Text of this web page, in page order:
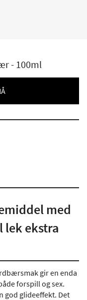
- 100ml
med
ekstra
gir en enda
forspill og sex.
god glideeffekt. Det